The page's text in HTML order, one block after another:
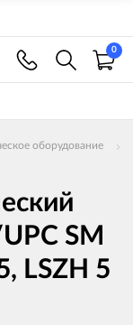
0
оборудование
SM
LSZH 5